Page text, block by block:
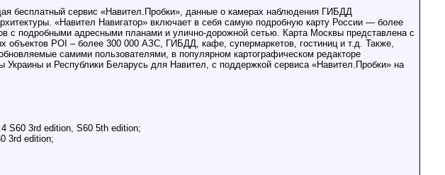
бесплатный сервис «Навител.Пробки», данные о камерах наблюдения ГИБДД
«Навител Навигатор» включает в себя самую подробную карту России — более
с подробными адресными планами и улично-дорожной сетью. Карта Москвы представлена с
POI – более 300 000 АЗС, ГИБДД, кафе, супермаркетов, гостиниц и т.д. Также,
самими пользователями, в популярном картографическом редакторе
и Республики Беларусь для Навител, с поддержкой сервиса «Навител.Пробки» на
S60 3rd edition, S60 5th edition;
3rd edition;